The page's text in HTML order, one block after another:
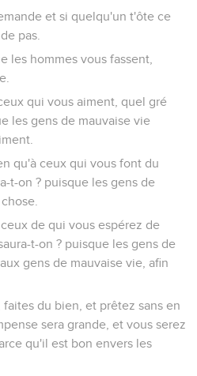
et si quelqu'un t'ôte ce
pas.
les hommes vous fassent,
qui vous aiment, quel gré
les gens de mauvaise vie
qu'à ceux qui vous font du
t-on ? puisque les gens de
de qui vous espérez de
t-on ? puisque les gens de
gens de mauvaise vie, afin
faites du bien, et prêtez sans en
sera grande, et vous serez
qu'il est bon envers les